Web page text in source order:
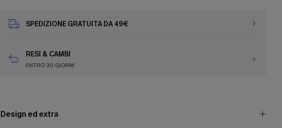
SPEDIZIONE GRATUITA DA 49€
RESI & CAMBI
ENTRO 30 GIORNI
Design ed extra